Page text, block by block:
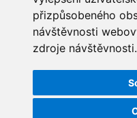
přizpůsobeného
návštěvnosti
zdroje návštěvnosti.
NEPOTŘEBNÝ MAJETEK
NAUČNÁ STEZKA
STATISTIKY